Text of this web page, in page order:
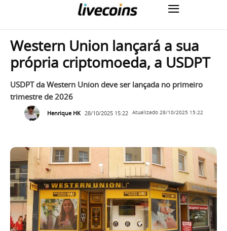
Western Union lançará a sua
própria criptomoeda, a USDPT
USDPT da Western Union deve ser lançada no primeiro
trimestre de 2026
Henrique HK 28/10/2025 15:22 Atualizado 28/10/2025 15:22